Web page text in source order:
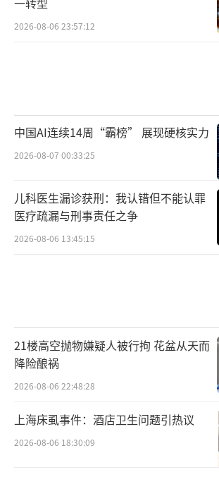
2026-08-06 23:57:12
中国AI连续14周“霸榜” 展现硬核实力
2026-08-07 00:33:25
儿科医生漏诊获刑：我认错但不能认罪
医疗疏漏与刑事责任之争
2026-08-06 13:45:15
21楼高空抛物嫌疑人被行拘 花盆从天而
降险酿祸
2026-08-06 22:48:28
上海床虱事件：酒店卫生问题引热议
2026-08-06 18:30:09